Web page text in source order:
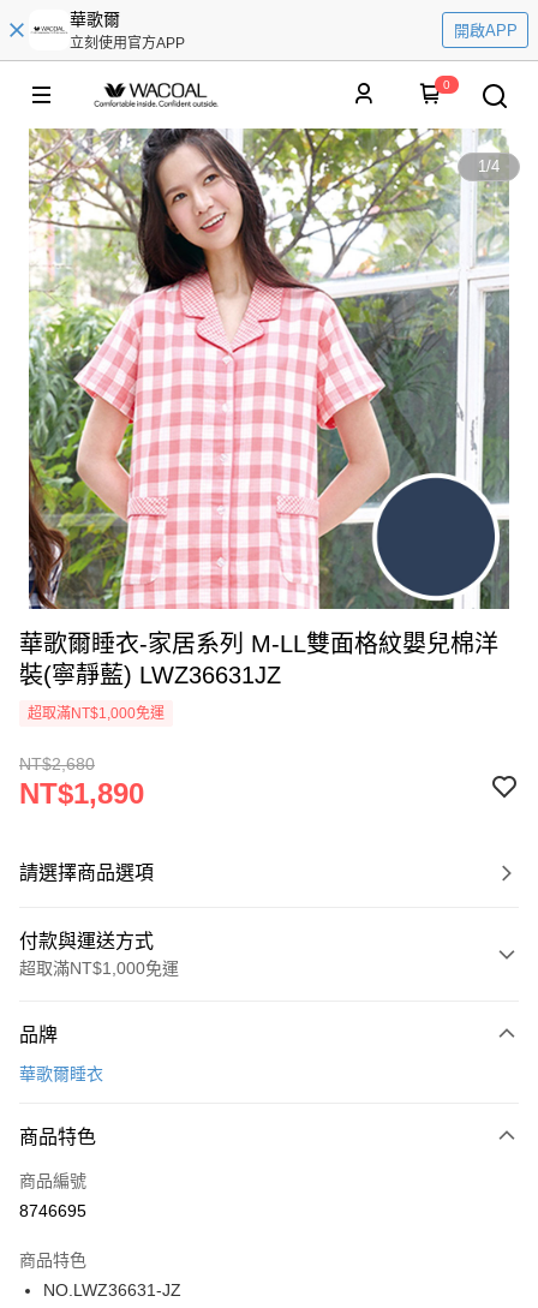
華歌爾
立刻使用官方APP
開啟APP
0
1/4
華歌爾睡衣-家居系列 M-LL雙面格紋嬰兒棉洋
裝(寧靜藍) LWZ36631JZ
超取滿NT$1,000免運
NT$2,680
NT$1,890
請選擇商品選項
付款與運送方式
超取滿NT$1,000免運
信用卡一次付款
LINE Pay
街口支付
運送方式
品牌
華歌爾睡衣
商品特色
商品編號
8746695
商品特色
NO.LWZ36631-JZ